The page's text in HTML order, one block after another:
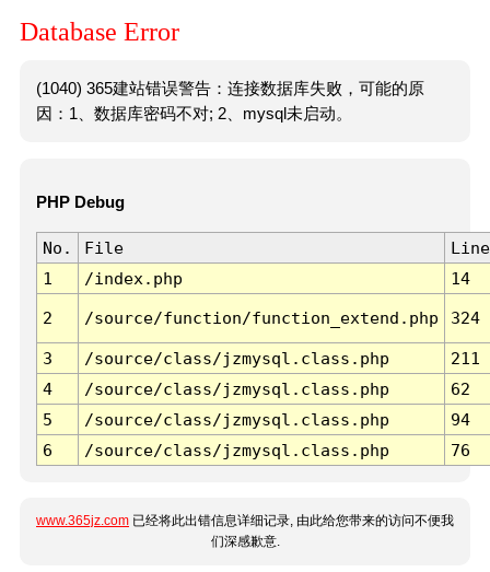
Database Error
(1040) 365建站错误警告：连接数据库失败，可能的原
因：1、数据库密码不对; 2、mysql未启动。
PHP Debug
No. File
Line
1
/index.php 14
2 /source/function/function_extend.php 324
3 /source/class/jzmysql.class.php
211
4
/source/class/jzmysql.class.php
62
5
/source/class/jzmysql.class.php
94
6
/source/class/jzmysql.class.php 76
www.365jz.com 已经将此出错信息详细记录, 由此给您带来的访问不便我
们深感歉意.